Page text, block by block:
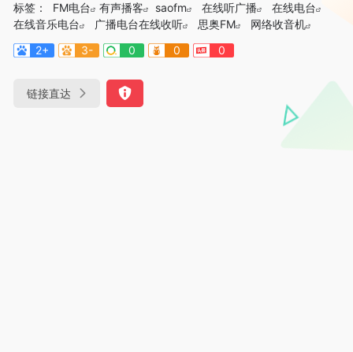
标签： FM电台 有声播客 saofm 在线听广播
在线电台
在线音乐电台
广播电台在线收听 思奥FM
网络收音机
2+
3- 0 0 0
链接直达